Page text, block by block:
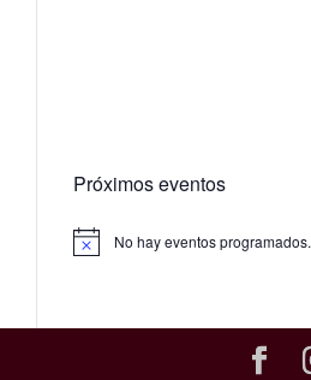
Próximos eventos
No hay eventos programados.